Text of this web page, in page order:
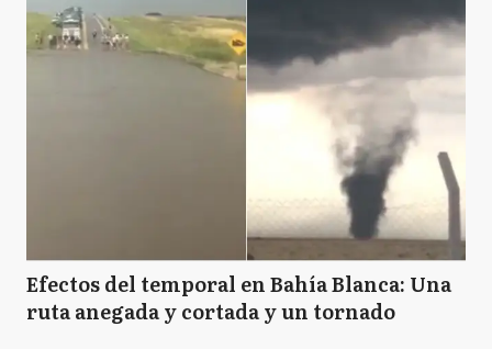
Efectos del temporal en Bahía Blanca: Una
ruta anegada y cortada y un tornado